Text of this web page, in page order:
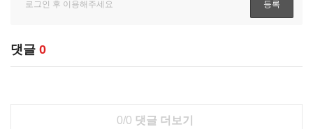
댓글 0
0/0 댓글 더보기